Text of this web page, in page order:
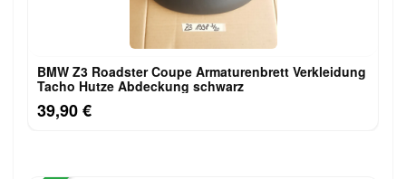
BMW Z3 Roadster Coupe Armaturenbrett Verkleidung
Tacho Hutze Abdeckung schwarz
39,90 €